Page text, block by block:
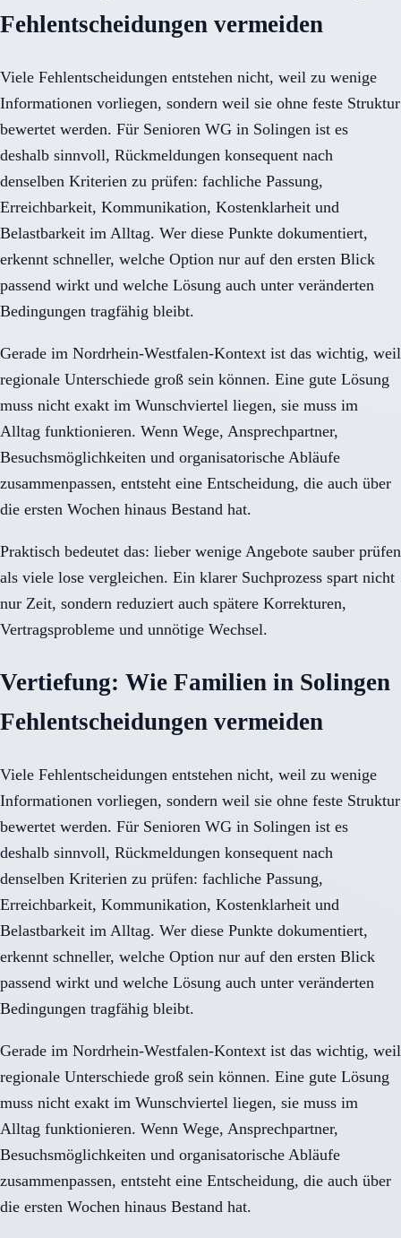
Fehlentscheidungen vermeiden
Viele Fehlentscheidungen entstehen nicht, weil zu wenige
Informationen vorliegen, sondern weil sie ohne feste Struktur
bewertet werden. Für Senioren WG in Solingen ist es
deshalb sinnvoll, Rückmeldungen konsequent nach
denselben Kriterien zu prüfen: fachliche Passung,
Erreichbarkeit, Kommunikation, Kostenklarheit und
Belastbarkeit im Alltag. Wer diese Punkte dokumentiert,
erkennt schneller, welche Option nur auf den ersten Blick
passend wirkt und welche Lösung auch unter veränderten
Bedingungen tragfähig bleibt.
Gerade im Nordrhein-Westfalen-Kontext ist das wichtig, weil
regionale Unterschiede groß sein können. Eine gute Lösung
muss nicht exakt im Wunschviertel liegen, sie muss im
Alltag funktionieren. Wenn Wege, Ansprechpartner,
Besuchsmöglichkeiten und organisatorische Abläufe
zusammenpassen, entsteht eine Entscheidung, die auch über
die ersten Wochen hinaus Bestand hat.
Praktisch bedeutet das: lieber wenige Angebote sauber prüfen
als viele lose vergleichen. Ein klarer Suchprozess spart nicht
nur Zeit, sondern reduziert auch spätere Korrekturen,
Vertragsprobleme und unnötige Wechsel.
Vertiefung: Wie Familien in Solingen
Fehlentscheidungen vermeiden
Viele Fehlentscheidungen entstehen nicht, weil zu wenige
Informationen vorliegen, sondern weil sie ohne feste Struktur
bewertet werden. Für Senioren WG in Solingen ist es
deshalb sinnvoll, Rückmeldungen konsequent nach
denselben Kriterien zu prüfen: fachliche Passung,
Erreichbarkeit, Kommunikation, Kostenklarheit und
Belastbarkeit im Alltag. Wer diese Punkte dokumentiert,
erkennt schneller, welche Option nur auf den ersten Blick
passend wirkt und welche Lösung auch unter veränderten
Bedingungen tragfähig bleibt.
Gerade im Nordrhein-Westfalen-Kontext ist das wichtig, weil
regionale Unterschiede groß sein können. Eine gute Lösung
muss nicht exakt im Wunschviertel liegen, sie muss im
Alltag funktionieren. Wenn Wege, Ansprechpartner,
Besuchsmöglichkeiten und organisatorische Abläufe
zusammenpassen, entsteht eine Entscheidung, die auch über
die ersten Wochen hinaus Bestand hat.